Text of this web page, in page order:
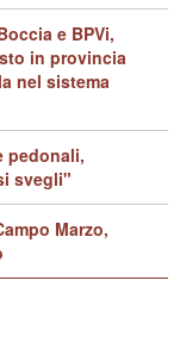
e BPVi,
in provincia
nel sistema
pedonali,
svegli"
Marzo,